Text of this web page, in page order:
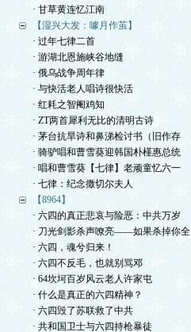
· 甘草黄连忆江南
【湿兴大发：噱月作茧】
· 过年七律二首
· 游湖北恩施峡谷地缝
· 俄乌战争周年律
· 与快活老人唱诗很快活
· 红耗之智阉鸡知
· ZT两首犀利无比的清明古诗
· 茅台抗旱诗和鼻涕检讨书（旧作存
· 骑驴唱和曹雪葵迎韩国朴槿惠总统
· 唱和曹雪葵【七律】老顽童忆六一
· 七律：纪念撒切尔夫人
【8964】
· 六四的真正悲哀与险恶：中共万岁
· 刀光剑影杀声嘹亮——如果杀掉你全
· 六四，魂兮归来！
· 六四不反毛，也就别骂邓
· 64坎坷百岁风云老人许家屯
· 什么是真正的六四精神？
· 六四毁了苏联救了中共
· 共和国卫士与六四持枪暴徒